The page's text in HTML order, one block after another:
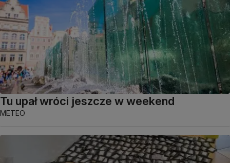
Tu upał wróci jeszcze w weekend
METEO